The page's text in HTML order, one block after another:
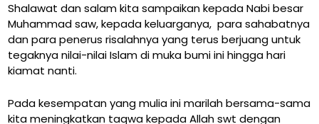
Shalawat dan salam kita sampaikan kepada Nabi besar
Muhammad saw, kepada keluarganya, para sahabatnya
dan para penerus risalahnya yang terus berjuang untuk
tegaknya nilai-nilai Islam di muka bumi ini hingga hari
kiamat nanti.
Pada kesempatan yang mulia ini marilah bersama-sama
kita meningkatkan taqwa kepada Allah swt dengan